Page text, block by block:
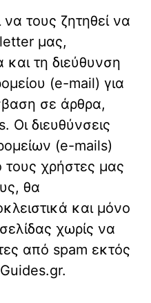
να τους ζητηθεί να
μας,
τη διεύθυνση
(e-mail) για
σε άρθρα,
Οι διευθύνσεις
(e-mails)
χρήστες μας
θα
και μόνο
χωρίς να
από spam εκτός